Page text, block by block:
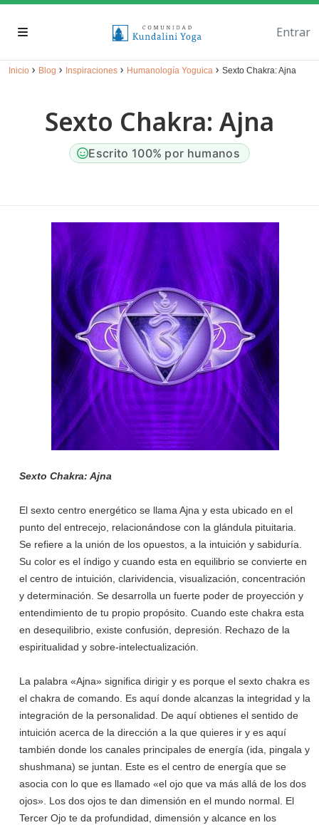
Entrar
Inicio › Blog › Inspiraciones › Humanología Yoguica › Sexto Chakra: Ajna
Sexto Chakra: Ajna
Escrito 100% por humanos
Sexto Chakra: Ajna
El sexto centro energético se llama Ajna y esta ubicado en el
punto del entrecejo, relacionándose con la glándula pituitaria.
Se refiere a la unión de los opuestos, a la intuición y sabiduría.
Su color es el índigo y cuando esta en equilibrio se convierte en
el centro de intuición, clarividencia, visualización, concentración
y determinación. Se desarrolla un fuerte poder de proyección y
entendimiento de tu propio propósito. Cuando este chakra esta
en desequilibrio, existe confusión, depresión. Rechazo de la
espiritualidad y sobre-intelectualización.
La palabra «Ajna» significa dirigir y es porque el sexto chakra es
el chakra de comando. Es aquí donde alcanzas la integridad y la
integración de la personalidad. De aquí obtienes el sentido de
intuición acerca de la dirección a la que quieres ir y es aquí
también donde los canales principales de energía (ida, pingala y
shushmana) se juntan. Este es el centro de energía que se
asocia con lo que es llamado «el ojo que va más allá de los dos
ojos». Los dos ojos te dan dimensión en el mundo normal. El
Tercer Ojo te da profundidad, dimensión y alcance en los